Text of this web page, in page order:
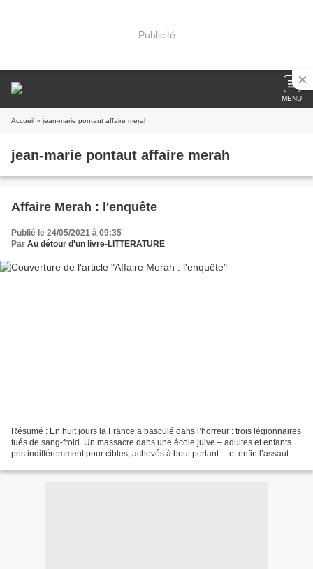
Publicité
MENU
Accueil » jean-marie pontaut affaire merah
jean-marie pontaut affaire merah
Affaire Merah : l'enquête
Publié le 24/05/2021 à 09:35
Par Au détour d'un livre-LITTERATURE
Résumé : En huit jours la France a basculé dans l’horreur : trois légionnaires
tués de sang-froid. Un massacre dans une école juive – adultes et enfants
pris indifféremment pour cibles, achevés à bout portant… et enfin l’assaut du